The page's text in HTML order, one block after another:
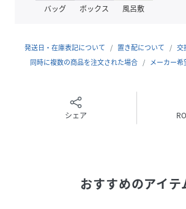
タイ
品番
M50032_30790041
バッグ ボックス 風呂敷
発送日・在庫表記について 置き配について
交
同時に複数の商品を注文された場合
メーカー
シェア
おすすめのアイテ